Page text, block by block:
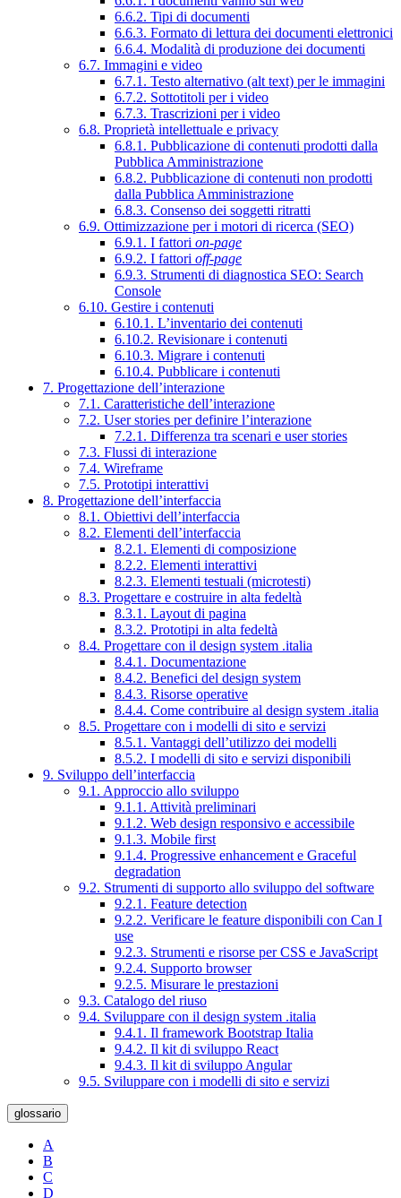
6.6.2. Tipi di documenti
6.6.3. Formato di lettura dei documenti elettronici
6.6.4. Modalità di produzione dei documenti
6.7. Immagini e video
6.7.1. Testo alternativo (alt text) per le immagini
6.7.2. Sottotitoli per i video
6.7.3. Trascrizioni per i video
6.8. Proprietà intellettuale e privacy
6.8.1. Pubblicazione di contenuti prodotti dalla
Pubblica Amministrazione
6.8.2. Pubblicazione di contenuti non prodotti
dalla Pubblica Amministrazione
6.8.3. Consenso dei soggetti ritratti
6.9. Ottimizzazione per i motori di ricerca (SEO)
6.9.1. I fattori on-page
6.9.2. I fattori off-page
6.9.3. Strumenti di diagnostica SEO: Search
Console
6.10. Gestire i contenuti
6.10.1. L’inventario dei contenuti
6.10.2. Revisionare i contenuti
6.10.3. Migrare i contenuti
6.10.4. Pubblicare i contenuti
7. Progettazione dell’interazione
7.1. Caratteristiche dell’interazione
7.2. User stories per definire l’interazione
7.2.1. Differenza tra scenari e user stories
7.3. Flussi di interazione
7.4. Wireframe
7.5. Prototipi interattivi
8. Progettazione dell’interfaccia
8.1. Obiettivi dell’interfaccia
8.2. Elementi dell’interfaccia
8.2.1. Elementi di composizione
8.2.2. Elementi interattivi
8.2.3. Elementi testuali (microtesti)
8.3. Progettare e costruire in alta fedeltà
8.3.1. Layout di pagina
8.3.2. Prototipi in alta fedeltà
8.4. Progettare con il design system .italia
8.4.1. Documentazione
8.4.2. Benefici del design system
8.4.3. Risorse operative
8.4.4. Come contribuire al design system .italia
8.5. Progettare con i modelli di sito e servizi
8.5.1. Vantaggi dell’utilizzo dei modelli
8.5.2. I modelli di sito e servizi disponibili
9. Sviluppo dell’interfaccia
9.1. Approccio allo sviluppo
9.1.1. Attività preliminari
9.1.2. Web design responsivo e accessibile
9.1.3. Mobile first
9.1.4. Progressive enhancement e Graceful
degradation
9.2. Strumenti di supporto allo sviluppo del software
9.2.1. Feature detection
9.2.2. Verificare le feature disponibili con Can I
use
9.2.3. Strumenti e risorse per CSS e JavaScript
9.2.4. Supporto browser
9.2.5. Misurare le prestazioni
9.3. Catalogo del riuso
9.4. Sviluppare con il design system .italia
9.4.1. Il framework Bootstrap Italia
9.4.2. Il kit di sviluppo React
9.4.3. Il kit di sviluppo Angular
9.5. Sviluppare con i modelli di sito e servizi
glossario
A
B
C
D